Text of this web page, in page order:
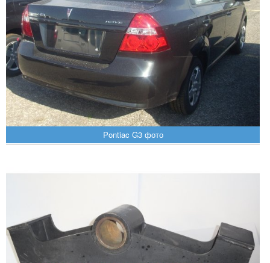
Pontiac G3 фото